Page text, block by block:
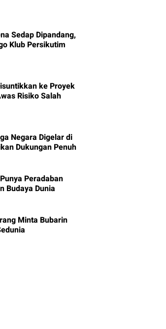
Sedap Dipandang,
Klub Persikutim
ke Proyek
Risiko Salah
Negara Digelar di
Dukungan Penuh
Peradaban
Budaya Dunia
Minta Bubarin